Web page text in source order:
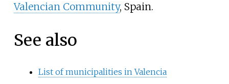
Valencian Community, Spain.
See also
List of municipalities in Valencia